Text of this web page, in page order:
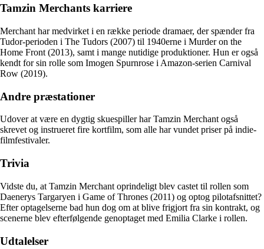
Tamzin Merchants karriere
Merchant har medvirket i en række periode dramaer, der spænder fra
Tudor-perioden i The Tudors (2007) til 1940erne i Murder on the
Home Front (2013), samt i mange nutidige produktioner. Hun er også
kendt for sin rolle som Imogen Spurnrose i Amazon-serien Carnival
Row (2019).
Andre præstationer
Udover at være en dygtig skuespiller har Tamzin Merchant også
skrevet og instrueret fire kortfilm, som alle har vundet priser på indie-
filmfestivaler.
Trivia
Vidste du, at Tamzin Merchant oprindeligt blev castet til rollen som
Daenerys Targaryen i Game of Thrones (2011) og optog pilotafsnittet?
Efter optagelserne bad hun dog om at blive frigjort fra sin kontrakt, og
scenerne blev efterfølgende genoptaget med Emilia Clarke i rollen.
Udtalelser